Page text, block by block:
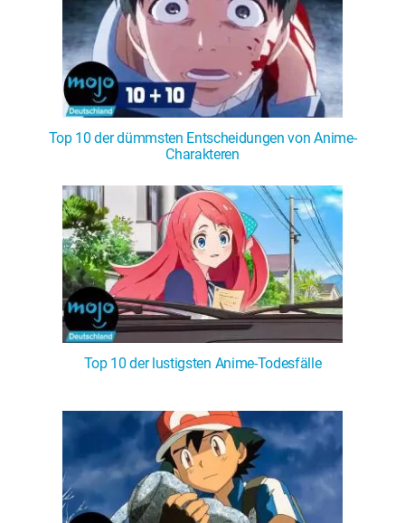
Top 10 der dümmsten Entscheidungen von Anime-
Charakteren
Top 10 der lustigsten Anime-Todesfälle